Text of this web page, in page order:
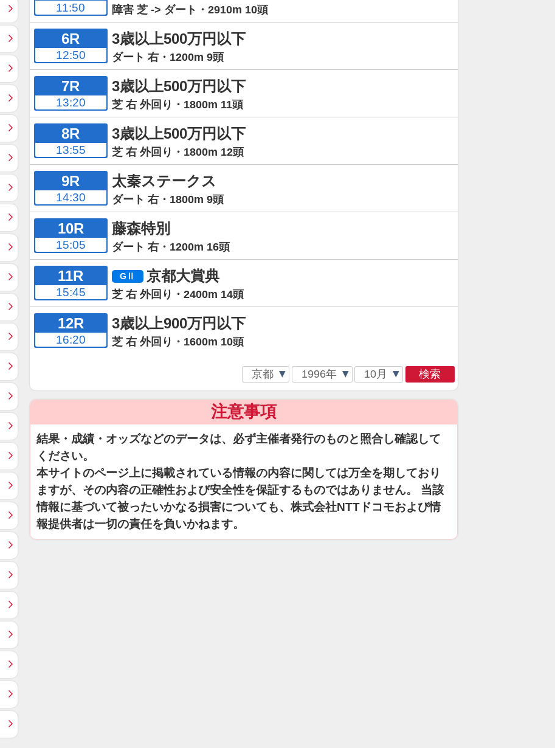
11:50 障害 芝 -> ダート・2910m 10頭
6R
12:50
3歳以上500万円以下
ダート 右・1200m 9頭
7R
13:20
3歳以上500万円以下
芝 右 外回り・1800m 11頭
8R
13:55
3歳以上500万円以下
芝 右 外回り・1800m 12頭
9R
14:30
太秦ステークス
ダート 右・1800m 9頭
10R
15:05
藤森特別
ダート 右・1200m 16頭
11R
15:45
京都大賞典
芝 右 外回り・2400m 14頭
12R
16:20
3歳以上900万円以下
芝 右 外回り・1600m 10頭
検索
注意事項
結果・成績・オッズなどのデータは、必ず主催者発行のものと照合し確認して
ください。
本サイトのページ上に掲載されている情報の内容に関しては万全を期しており
ますが、その内容の正確性および安全性を保証するものではありません。 当該
情報に基づいて被ったいかなる損害についても、株式会社NTTドコモおよび情
報提供者は一切の責任を負いかねます。